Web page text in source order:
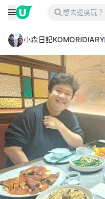
小森日記KOMORIDIARY